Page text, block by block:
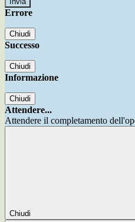
Errore
Chiudi
Successo
Chiudi
Informazione
Chiudi
Attendere...
Attendere il completamento
Chiudi